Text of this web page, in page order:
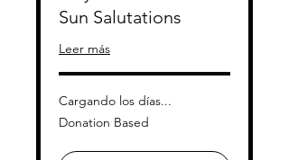
Sun Salutations
Leer más
Cargando los días...
Donation
Based
Donation Based